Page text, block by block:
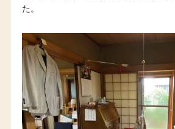
た。